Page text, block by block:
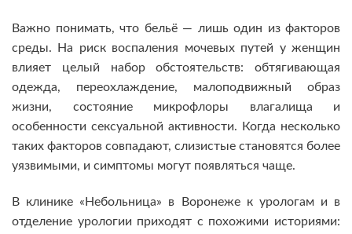
Важно понимать, что бельё — лишь один из факторов
среды. На риск воспаления мочевых путей у женщин
влияет целый набор обстоятельств: обтягивающая
одежда, переохлаждение, малоподвижный образ
жизни, состояние микрофлоры влагалища и
особенности сексуальной активности. Когда несколько
таких факторов совпадают, слизистые становятся более
уязвимыми, и симптомы могут появляться чаще.
В клинике «Небольница» в Воронеже к урологам и в
отделение урологии приходят с похожими историями: